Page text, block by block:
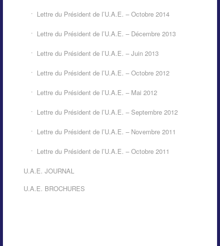
Lettre du Président de l’U.A.E. – Octobre 2014
Lettre du Président de l’U.A.E. – Décembre 2013
Lettre du Président de l’U.A.E. – Juin 2013
Lettre du Président de l’U.A.E. – Octobre 2012
Lettre du Président de l’U.A.E. – Mai 2012
Lettre du Président de l’U.A.E. – Septembre 2012
Lettre du Président de l’U.A.E. – Novembre 2011
Lettre du Président de l’U.A.E. – Octobre 2011
U.A.E. JOURNAL
U.A.E. BROCHURES